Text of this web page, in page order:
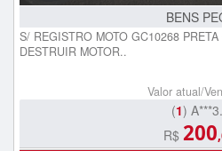
BENS
S/ REGISTRO MOTO GC10268
DESTRUIR MOTOR..
Valor atual/
(1)
R$ 200